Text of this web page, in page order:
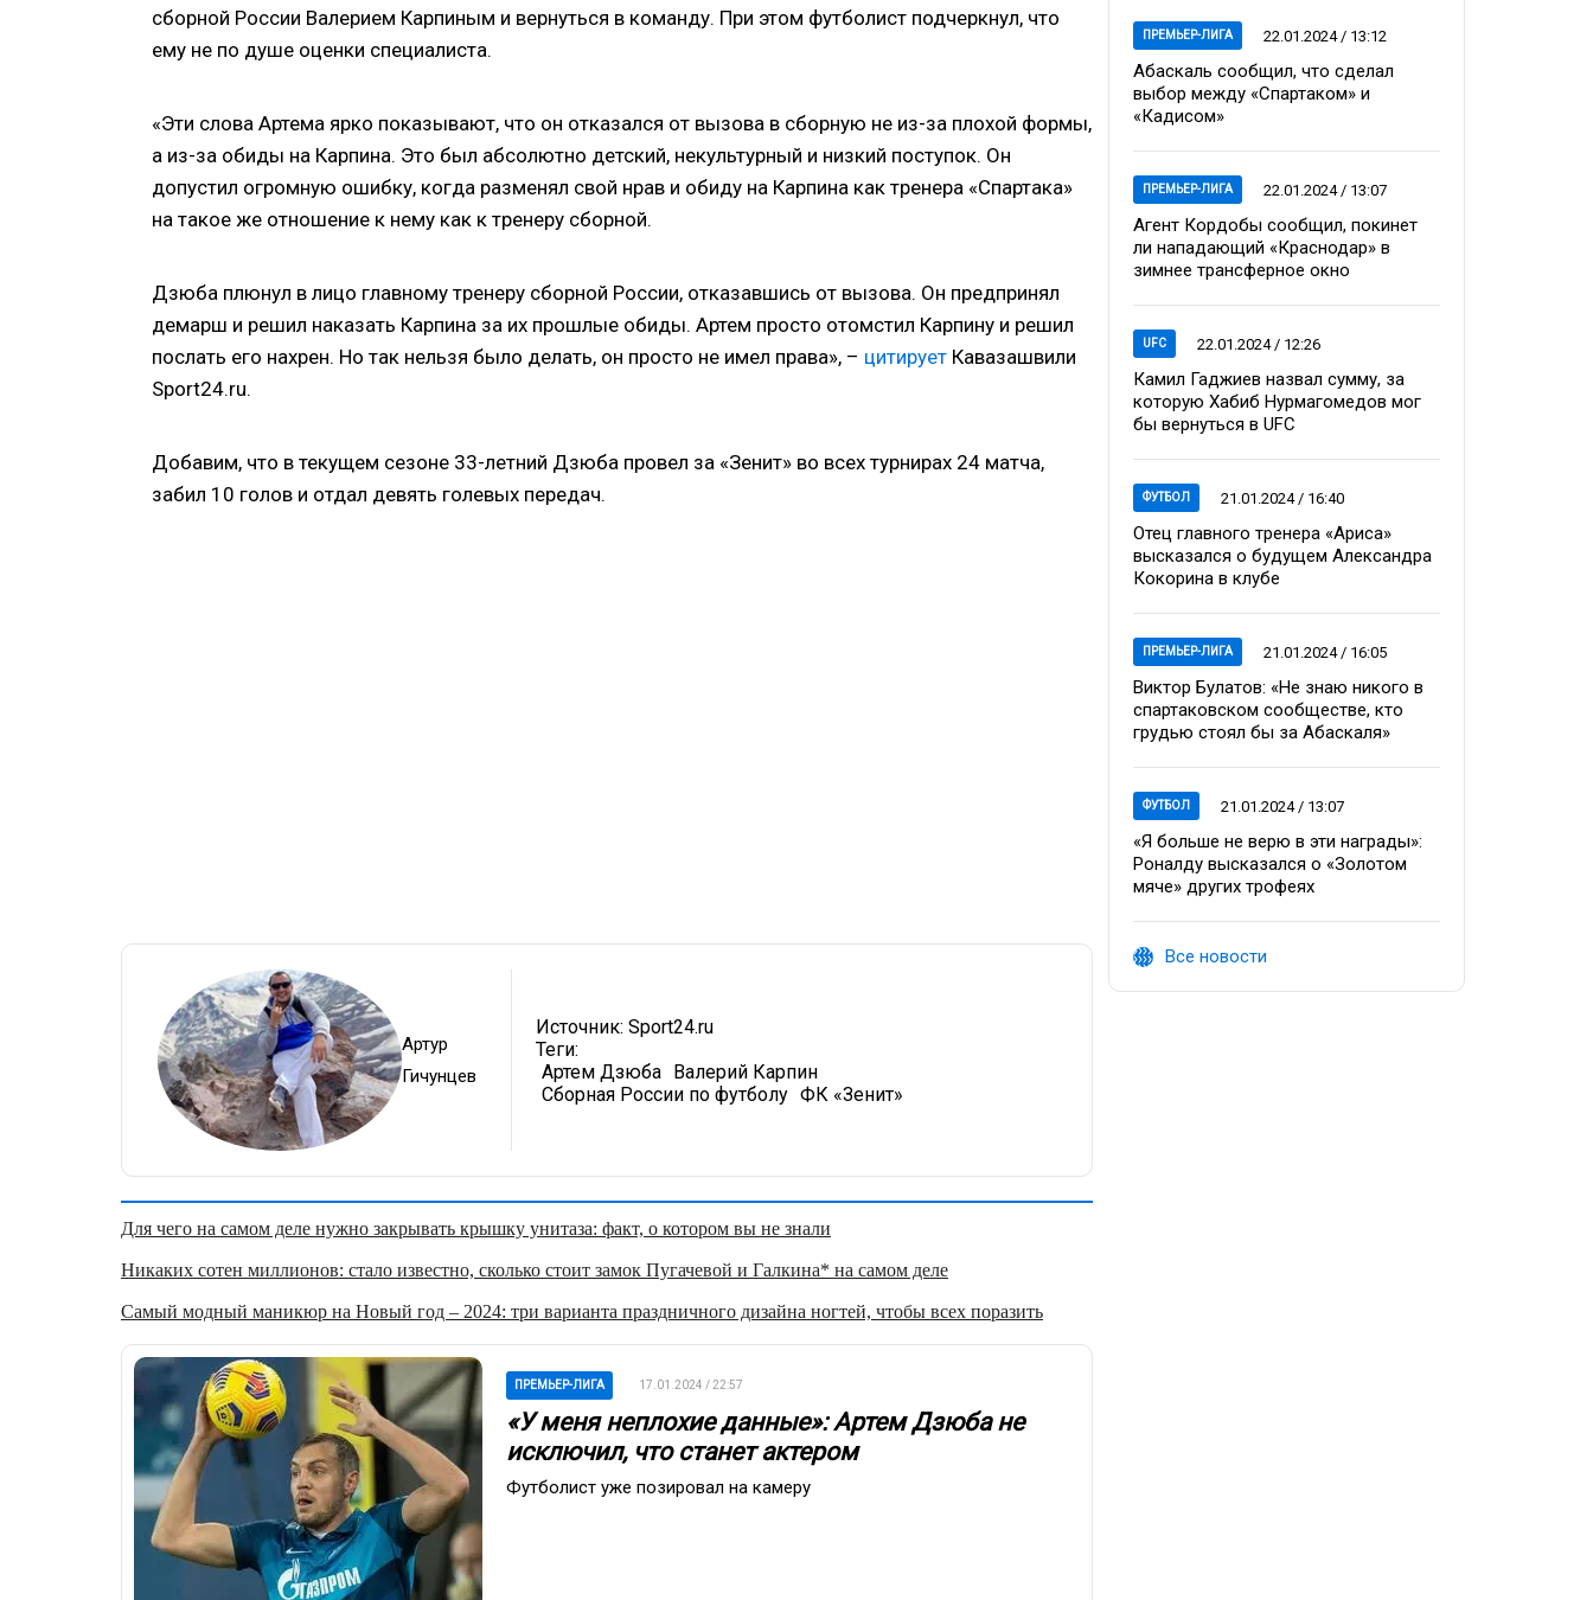
сборной России Валерием Карпиным и вернуться в команду. При этом футболист подчеркнул, что
ему не по душе оценки специалиста.
«Эти слова Артема ярко показывают, что он отказался от вызова в сборную не из-за плохой формы,
а из-за обиды на Карпина. Это был абсолютно детский, некультурный и низкий поступок. Он
допустил огромную ошибку, когда разменял свой нрав и обиду на Карпина как тренера «Спартака»
на такое же отношение к нему как к тренеру сборной.
Дзюба плюнул в лицо главному тренеру сборной России, отказавшись от вызова. Он предпринял
демарш и решил наказать Карпина за их прошлые обиды. Артем просто отомстил Карпину и решил
послать его нахрен. Но так нельзя было делать, он просто не имел права», – цитирует Кавазашвили
Sport24.ru.
Добавим, что в текущем сезоне 33-летний Дзюба провел за «Зенит» во всех турнирах 24 матча,
забил 10 голов и отдал девять голевых передач.
Артур
Гичунцев
Источник: Sport24.ru
Теги:
Артем Дзюба Валерий Карпин
Сборная России по футболу ФК «Зенит»
Для чего на самом деле нужно закрывать крышку унитаза: факт, о котором вы не знали
Никаких сотен миллионов: стало известно, сколько стоит замок Пугачевой и Галкина* на самом деле
Самый модный маникюр на Новый год – 2024: три варианта праздничного дизайна ногтей, чтобы всех поразить
ПРЕМЬЕР-ЛИГА 17.01.2024 / 22:57
«У меня неплохие данные»: Артем Дзюба не
исключил, что станет актером
Футболист уже позировал на камеру
ПРЕМЬЕР-ЛИГА 22.01.2024 / 13:12
Абаскаль сообщил, что сделал
выбор между «Спартаком» и
«Кадисом»
ПРЕМЬЕР-ЛИГА 22.01.2024 / 13:07
Агент Кордобы сообщил, покинет
ли нападающий «Краснодар» в
зимнее трансферное окно
UFC 22.01.2024 / 12:26
Камил Гаджиев назвал сумму, за
которую Хабиб Нурмагомедов мог
бы вернуться в UFC
ФУТБОЛ 21.01.2024 / 16:40
Отец главного тренера «Ариса»
высказался о будущем Александра
Кокорина в клубе
ПРЕМЬЕР-ЛИГА 21.01.2024 / 16:05
Виктор Булатов: «Не знаю никого в
спартаковском сообществе, кто
грудью стоял бы за Абаскаля»
ФУТБОЛ 21.01.2024 / 13:07
«Я больше не верю в эти награды»:
Роналду высказался о «Золотом
мяче» других трофеях
Все новости